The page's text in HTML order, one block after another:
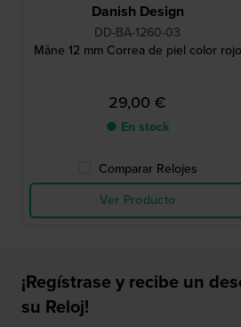
Danish Design
DD-BA-1260-03
Måne 12 mm Correa de piel color rojo
29,00 €
● En stock
Comparar Relojes
Ver Producto
¡Regístrase y recibe un
su Reloj!